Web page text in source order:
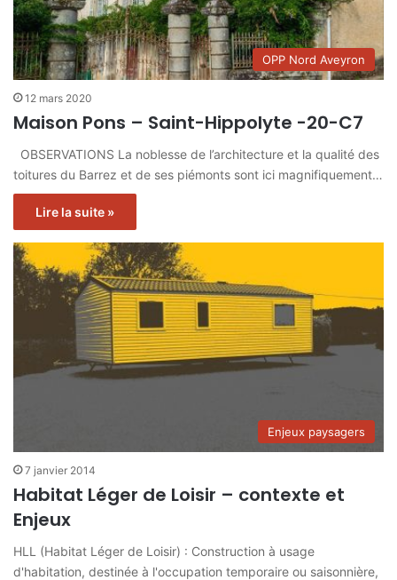
OPP Nord Aveyron
12 mars 2020
Maison Pons – Saint-Hippolyte -20-C7
OBSERVATIONS La noblesse de l’architecture et la qualité des
toitures du Barrez et de ses piémonts sont ici magnifiquement…
Lire la suite »
Enjeux paysagers
7 janvier 2014
Habitat Léger de Loisir – contexte et
Enjeux
HLL (Habitat Léger de Loisir) : Construction à usage
d'habitation, destinée à l'occupation temporaire ou saisonnière,